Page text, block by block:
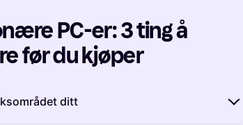
13 309 kr/mnd.*
PC-er: 3 ting å
før du kjøper
ditt